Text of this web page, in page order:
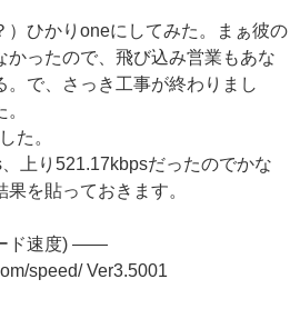
ひかりoneにしてみた。まぁ彼の
ったので、飛び込み営業もあな
で、さっき工事が終わりまし
た。
上り521.17kbpsだったのでかな
を貼っておきます。
ド速度) ——
speed/ Ver3.5001